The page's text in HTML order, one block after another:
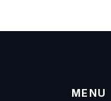
MENU